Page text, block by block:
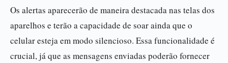
Os alertas aparecerão de maneira destacada nas telas dos
aparelhos e terão a capacidade de soar ainda que o
celular esteja em modo silencioso. Essa funcionalidade é
crucial, já que as mensagens enviadas poderão fornecer